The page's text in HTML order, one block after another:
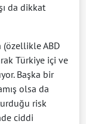
da dikkat
(özellikle ABD
Türkiye içi ve
Başka bir
olsa da
risk
ciddi